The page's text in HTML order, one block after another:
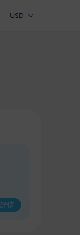
USD
詳情